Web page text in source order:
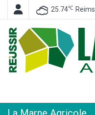
25.74℃ Reims